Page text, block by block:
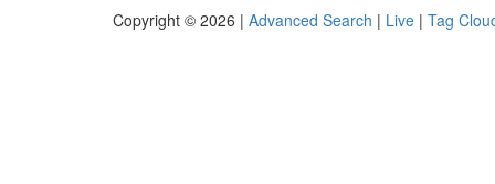
Copyright © 2026 | Advanced Search | Live | Tag